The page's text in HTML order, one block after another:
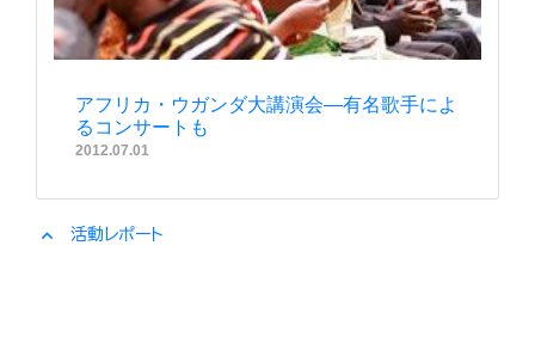
アフリカ・ウガンダ大講演会―有名歌手によ
るコンサートも
2012.07.01
expand_less 活動レポート